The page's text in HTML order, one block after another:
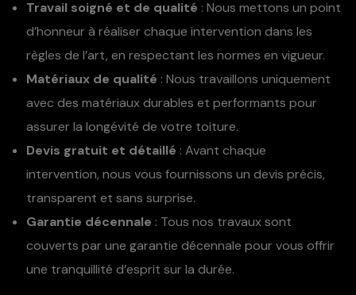
Travail soigné et de qualité : Nous mettons un point
d’honneur à réaliser chaque intervention dans les
règles de l’art, en respectant les normes en vigueur.
Matériaux de qualité : Nous travaillons uniquement
avec des matériaux durables et performants pour
assurer la longévité de votre toiture.
Devis gratuit et détaillé : Avant chaque
intervention, nous vous fournissons un devis précis,
transparent et sans surprise.
Garantie décennale : Tous nos travaux sont
couverts par une garantie décennale pour vous offrir
une tranquillité d’esprit sur la durée.